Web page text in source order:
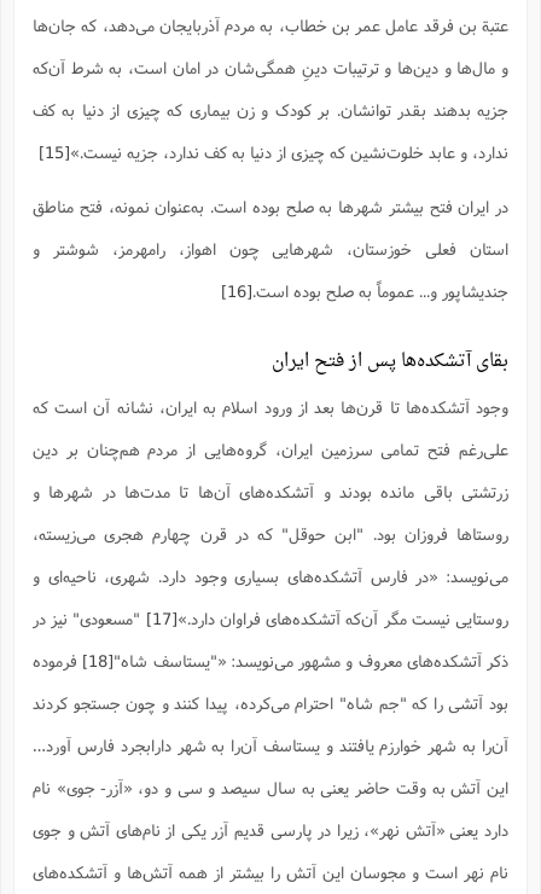
عتبة بن فرقد عامل عمر بن خطاب، به مردم آذربایجان مى‌دهد، که جان‌ها
و مال‌ها و دین‌ها و ترتیبات دینِ همگی‌شان در امان است، به شرط آن‌که
جزیه بدهند بقدر توانشان. بر کودک و زن بیمارى که چیزى از دنیا به کف
ندارد، و عابد خلوت‌نشین که چیزى از دنیا به کف ندارد، جزیه نیست.»[15]
در ایران فتح بیشتر شهرها به صلح بوده است. به‌عنوان نمونه، فتح مناطق
استان فعلی خوزستان، شهرهایی چون اهواز، رامهرمز، شوشتر و
جندیشاپور و... عموماً به صلح بوده است.[16]
بقای آتشکده‌ها پس از فتح ایران
وجود آتشکده‌ها تا قرن‌ها بعد از ورود اسلام به ایران، نشانه آن است که
علی‌رغم فتح تمامی سرزمین ایران، گروه‌هایی از مردم هم‌چنان بر دین
زرتشتی باقی مانده بودند و آتشکده‌های آن‌ها تا مدت‌ها در شهرها و
روستاها فروزان بود. "ابن حوقل" که در قرن چهارم هجری می‌زیسته،
می‌نویسد: «در فارس آتشکده‌های بسیاری وجود دارد. شهری، ناحیه‌ای و
روستایی نیست مگر آن‌که آتشکده‌های فراوان دارد.»[17]
"مسعودی" نیز در
ذکر آتشکده‌های معروف و مشهور می‌نویسد: «"یستاسف شاه"[18]
فرموده
بود آتشى را که "جم شاه" احترام می‌کرده، پیدا کنند و چون جستجو کردند
آن‌را به شهر خوارزم یافتند و یستاسف آن‌را به شهر دارابجرد فارس آورد…
این آتش به وقت حاضر یعنى به سال سیصد و سى و دو، «آزر- جوى» نام
دارد یعنى «آتش نهر»، زیرا در پارسى قدیم آزر یکى از نام‌هاى آتش و جوى
نام نهر است و مجوسان این آتش را بیشتر از همه آتش‌ها و آتشکده‌هاى